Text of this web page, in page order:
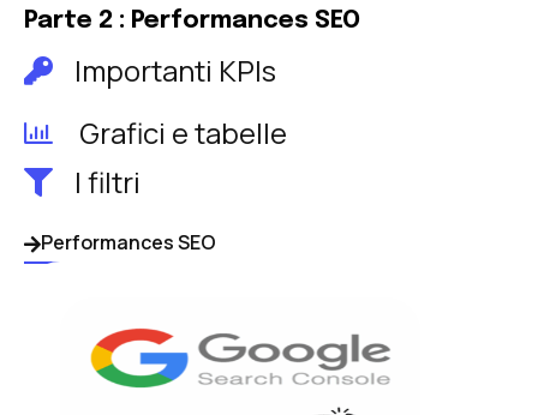
Parte 2 : Performances SEO
Importanti KPIs
Grafici e tabelle
I filtri
Performances SEO